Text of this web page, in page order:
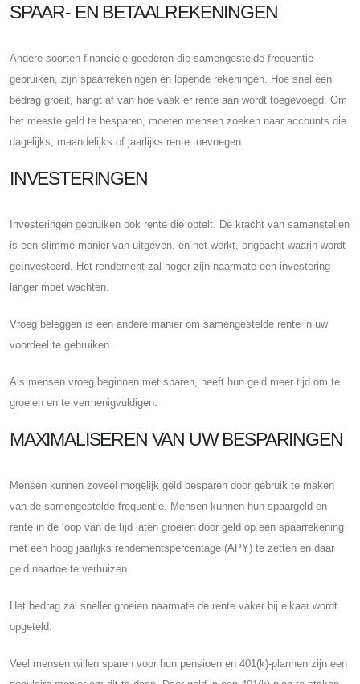
SPAAR- EN BETAALREKENINGEN
Andere soorten financiële goederen die samengestelde frequentie
gebruiken, zijn spaarrekeningen en lopende rekeningen. Hoe snel een
bedrag groeit, hangt af van hoe vaak er rente aan wordt toegevoegd. Om
het meeste geld te besparen, moeten mensen zoeken naar accounts die
dagelijks, maandelijks of jaarlijks rente toevoegen.
INVESTERINGEN
Investeringen gebruiken ook rente die optelt. De kracht van samenstellen
is een slimme manier van uitgeven, en het werkt, ongeacht waarin wordt
geïnvesteerd. Het rendement zal hoger zijn naarmate een investering
langer moet wachten.
Vroeg beleggen is een andere manier om samengestelde rente in uw
voordeel te gebruiken.
Als mensen vroeg beginnen met sparen, heeft hun geld meer tijd om te
groeien en te vermenigvuldigen.
MAXIMALISEREN VAN UW BESPARINGEN
Mensen kunnen zoveel mogelijk geld besparen door gebruik te maken
van de samengestelde frequentie. Mensen kunnen hun spaargeld en
rente in de loop van de tijd laten groeien door geld op een spaarrekening
met een hoog jaarlijks rendementspercentage (APY) te zetten en daar
geld naartoe te verhuizen.
Het bedrag zal sneller groeien naarmate de rente vaker bij elkaar wordt
opgeteld.
Veel mensen willen sparen voor hun pensioen en 401(k)-plannen zijn een